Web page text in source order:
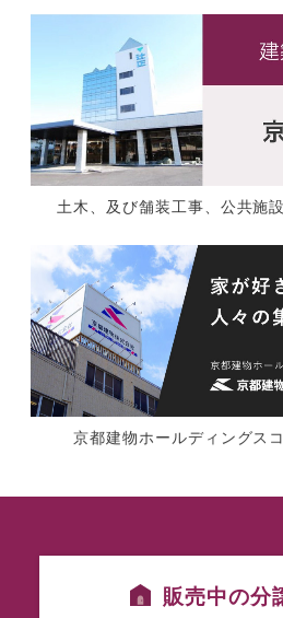
土木、及び舗装工事、公共施
京都建物ホールディングス
販売中の分